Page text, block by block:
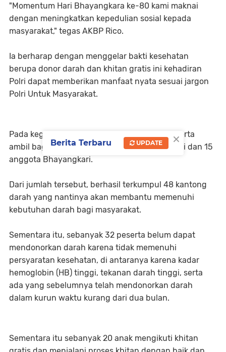
"Momentum Hari Bhayangkara ke-80 kami maknai
dengan meningkatkan kepedulian sosial kepada
masyarakat," tegas AKBP Rico.
Ia berharap dengan menggelar bakti kesehatan
berupa donor darah dan khitan gratis ini kehadiran
Polri dapat memberikan manfaat nyata sesuai jargon
Polri Untuk Masyarakat.
Pada kegiatan donor darah, sebanyak 80 peserta
ambil bagian yang terdiri dari 65 personel Polri dan 15
anggota Bhayangkari.
Dari jumlah tersebut, berhasil terkumpul 48 kantong
darah yang nantinya akan membantu memenuhi
kebutuhan darah bagi masyarakat.
Sementara itu, sebanyak 32 peserta belum dapat
mendonorkan darah karena tidak memenuhi
persyaratan kesehatan, di antaranya karena kadar
hemoglobin (HB) tinggi, tekanan darah tinggi, serta
ada yang sebelumnya telah mendonorkan darah
dalam kurun waktu kurang dari dua bulan.
Sementara itu sebanyak 20 anak mengikuti khitan
×
Berita Terbaru UPDATE